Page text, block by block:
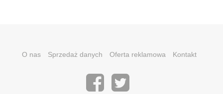
O nas Sprzedaż danych Oferta reklamowa Kontakt